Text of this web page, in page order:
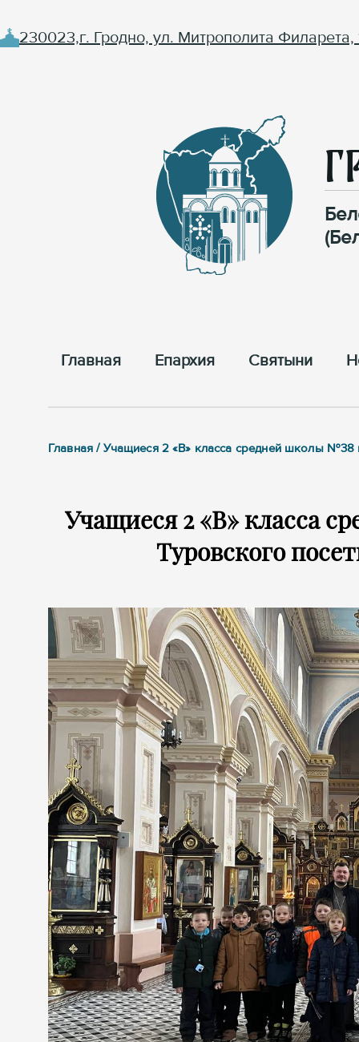
230023,г. Гродно, ул. Митрополита Филарета,
Главная Епархия Cвятыни
Главная / Учащиеся 2 «В» класса средней школы
Учащиеся 2 «В» класса
Туровского